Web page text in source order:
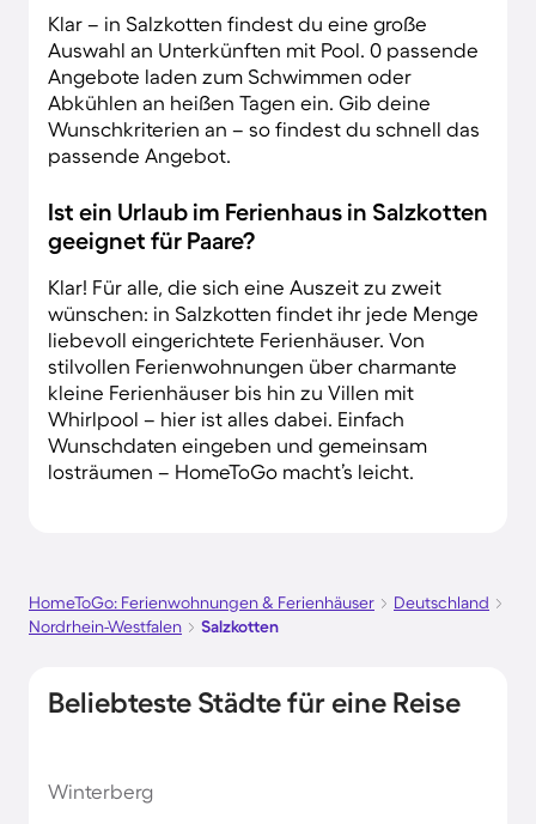
Klar – in Salzkotten findest du eine große
Auswahl an Unterkünften mit Pool. 0 passende
Angebote laden zum Schwimmen oder
Abkühlen an heißen Tagen ein. Gib deine
Wunschkriterien an – so findest du schnell das
passende Angebot.
Ist ein Urlaub im Ferienhaus in Salzkotten
geeignet für Paare?
Klar! Für alle, die sich eine Auszeit zu zweit
wünschen: in Salzkotten findet ihr jede Menge
liebevoll eingerichtete Ferienhäuser. Von
stilvollen Ferienwohnungen über charmante
kleine Ferienhäuser bis hin zu Villen mit
Whirlpool – hier ist alles dabei. Einfach
Wunschdaten eingeben und gemeinsam
losträumen – HomeToGo macht’s leicht.
HomeToGo: Ferienwohnungen & Ferienhäuser
Deutschland
Nordrhein-Westfalen
Salzkotten
Beliebteste Städte für eine Reise
Winterberg